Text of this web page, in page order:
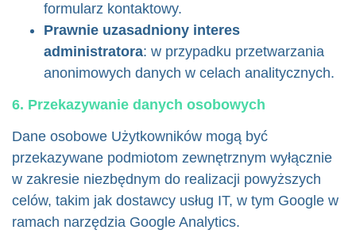
formularz kontaktowy.
Prawnie uzasadniony interes
administratora: w przypadku przetwarzania
anonimowych danych w celach analitycznych.
6. Przekazywanie danych osobowych
Dane osobowe Użytkowników mogą być
przekazywane podmiotom zewnętrznym wyłącznie
w zakresie niezbędnym do realizacji powyższych
celów, takim jak dostawcy usług IT, w tym Google w
ramach narzędzia Google Analytics.